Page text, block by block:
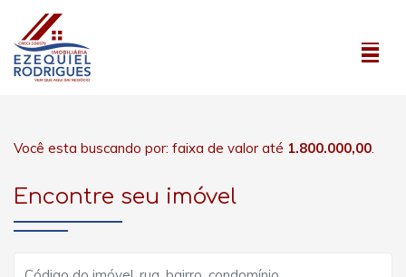
Você esta buscando por: faixa de valor até 1.800.000,00.
Encontre seu imóvel